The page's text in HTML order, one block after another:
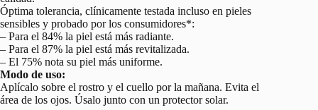
Óptima tolerancia, clínicamente testada incluso en pieles
sensibles y probado por los consumidores*:
– Para el 84% la piel está más radiante.
– Para el 87% la piel está más revitalizada.
– El 75% nota su piel más uniforme.
Modo de uso:
Aplícalo sobre el rostro y el cuello por la mañana. Evita el
área de los ojos. Úsalo junto con un protector solar.